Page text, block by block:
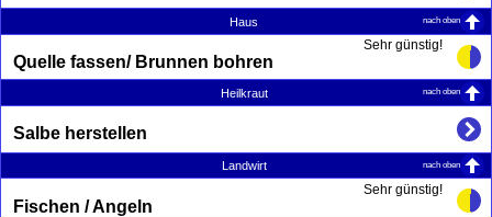
Haus nach oben
Sehr günstig!
Quelle fassen/ Brunnen bohren
Heilkraut nach oben
Salbe herstellen
Landwirt nach oben
Sehr günstig!
Fischen / Angeln